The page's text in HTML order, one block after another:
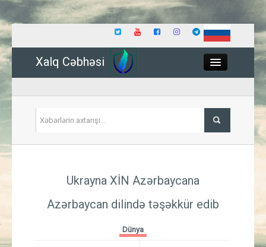
Xalq Cəbhəsi
İqtisadiyyat
Ukrayna XİN Azərbaycana
Azərbaycan dilində təşəkkür edib
Dünya